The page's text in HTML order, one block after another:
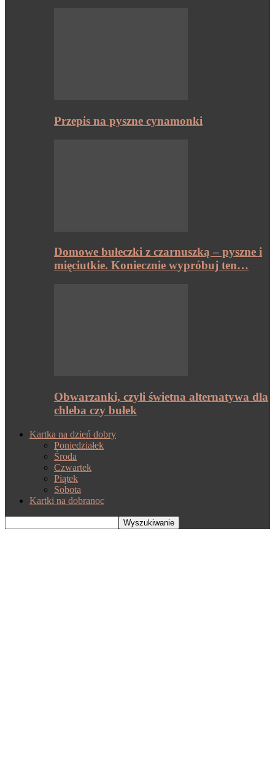
Przepis na pyszne cynamonki
Domowe bułeczki z czarnuszką – pyszne i
mięciutkie. Koniecznie wypróbuj ten…
Obwarzanki, czyli świetna alternatywa dla
chleba czy bułek
Kartka na dzień dobry
Poniedziałek
Środa
Czwartek
Piątek
Sobota
Kartki na dobranoc